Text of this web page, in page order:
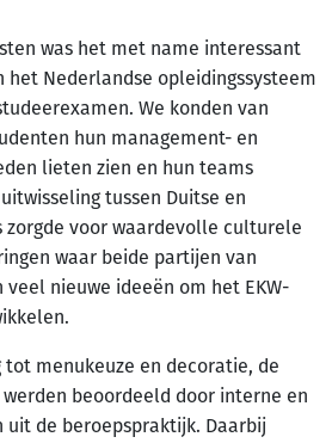
was het met name interessant
het Nederlandse opleidingssysteem
We konden van
hun management- en
lieten zien en hun teams
tussen Duitse en
zorgde voor waardevolle culturele
waar beide partijen van
nieuwe ideeën om het EKW-
tot menukeuze en decoratie, de
beoordeeld door interne en
de beroepspraktijk. Daarbij